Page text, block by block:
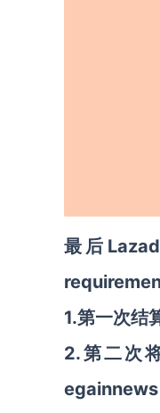
最后
1.第一次结
2.第二次